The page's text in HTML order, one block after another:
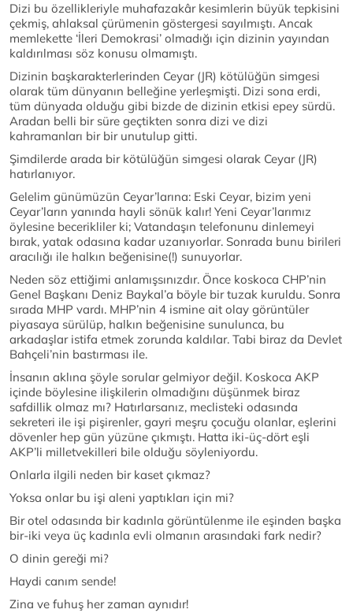
Dizi bu özellikleriyle muhafazakâr kesimlerin büyük tepkisini
çekmiş, ahlaksal çürümenin göstergesi sayılmıştı. Ancak
memlekette ‘İleri Demokrasi’ olmadığı için dizinin yayından
kaldırılması söz konusu olmamıştı.
Dizinin başkarakterlerinden Ceyar (JR) kötülüğün simgesi
olarak tüm dünyanın belleğine yerleşmişti. Dizi sona erdi,
tüm dünyada olduğu gibi bizde de dizinin etkisi epey sürdü.
Aradan belli bir süre geçtikten sonra dizi ve dizi
kahramanları bir bir unutulup gitti.
Şimdilerde arada bir kötülüğün simgesi olarak Ceyar (JR)
hatırlanıyor.
Gelelim günümüzün Ceyar’larına: Eski Ceyar, bizim yeni
Ceyar’ların yanında hayli sönük kalır! Yeni Ceyar’larımız
öylesine becerikliler ki; Vatandaşın telefonunu dinlemeyi
bırak, yatak odasına kadar uzanıyorlar. Sonrada bunu birileri
aracılığı ile halkın beğenisine(!) sunuyorlar.
Neden söz ettiğimi anlamışsınızdır. Önce koskoca CHP’nin
Genel Başkanı Deniz Baykal’a böyle bir tuzak kuruldu. Sonra
sırada MHP vardı. MHP’nin 4 ismine ait olay görüntüler
piyasaya sürülüp, halkın beğenisine sunulunca, bu
arkadaşlar istifa etmek zorunda kaldılar. Tabi biraz da Devlet
Bahçeli’nin bastırması ile.
İnsanın aklına şöyle sorular gelmiyor değil. Koskoca AKP
içinde böylesine ilişkilerin olmadığını düşünmek biraz
safdillik olmaz mı? Hatırlarsanız, meclisteki odasında
sekreteri ile işi pişirenler, gayri meşru çocuğu olanlar, eşlerini
dövenler hep gün yüzüne çıkmıştı. Hatta iki-üç-dört eşli
AKP’li milletvekilleri bile olduğu söyleniyordu.
Onlarla ilgili neden bir kaset çıkmaz?
Yoksa onlar bu işi aleni yaptıkları için mi?
Bir otel odasında bir kadınla görüntülenme ile eşinden başka
bir-iki veya üç kadınla evli olmanın arasındaki fark nedir?
O dinin gereği mi?
Haydi canım sende!
Zina ve fuhuş her zaman aynıdır!